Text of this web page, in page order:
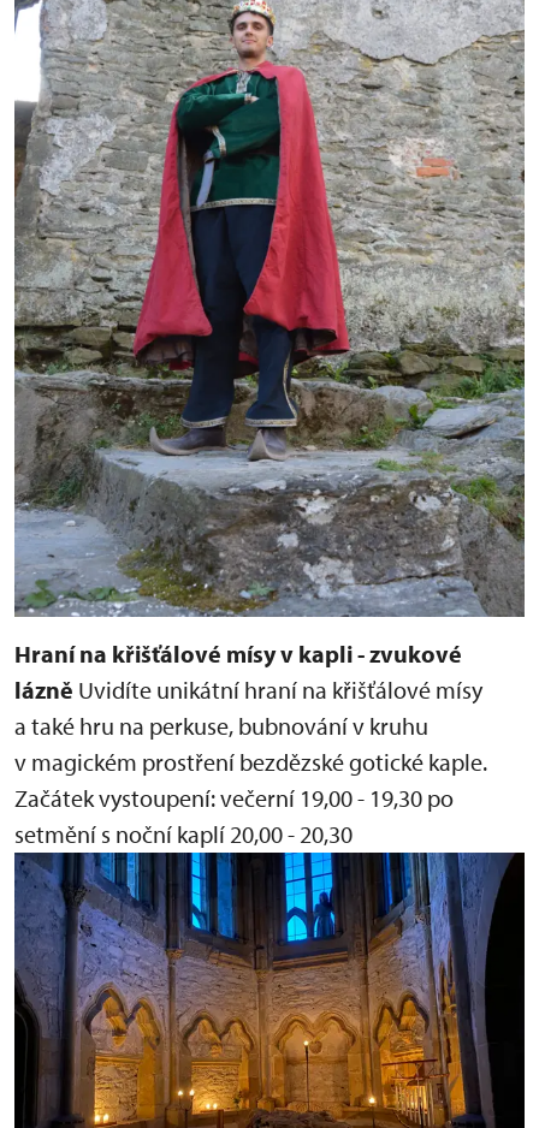
Hraní na křišťálové mísy v kapli - zvukové
lázně Uvidíte unikátní hraní na křišťálové mísy
a také hru na perkuse, bubnování v kruhu
v magickém prostření bezdězské gotické kaple.
Začátek vystoupení:večerní 19,00 - 19,30 po
setmění s noční kaplí 20,00 - 20,30